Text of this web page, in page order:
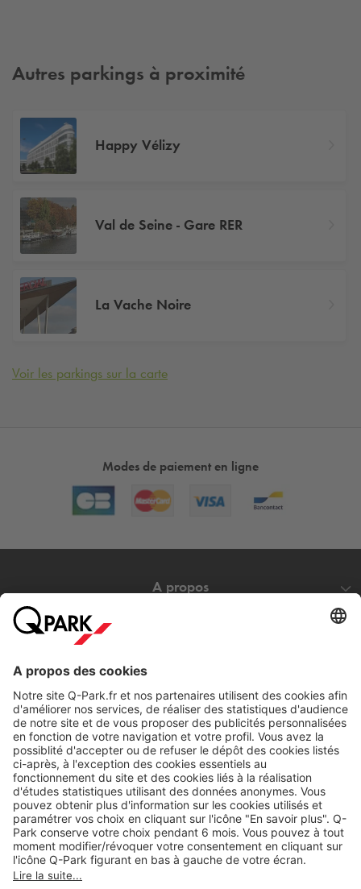
Autres parkings à proximité
Happy Vélizy
Val de Seine - Gare RER
La Vache Noire
Voir les parkings sur la carte
Modes de paiement en ligne
A propos
Nos services
Cookies
Copyright
CGV